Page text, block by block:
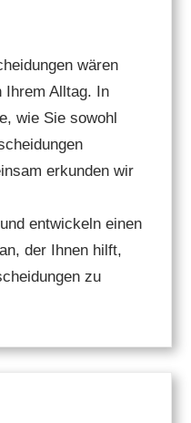
wären
Ihrem Alltag. In
wie Sie sowohl
erkunden wir
entwickeln einen
der Ihnen hilft,
zu